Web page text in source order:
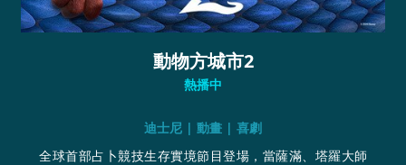
動物方城市2
熱播中
迪士尼 | 動畫 | 喜劇
全球首部占卜競技生存實境節目登場，當薩滿、塔羅大師